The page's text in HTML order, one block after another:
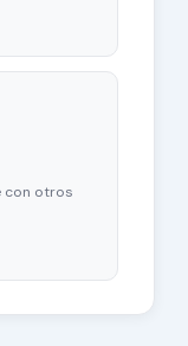
con otros